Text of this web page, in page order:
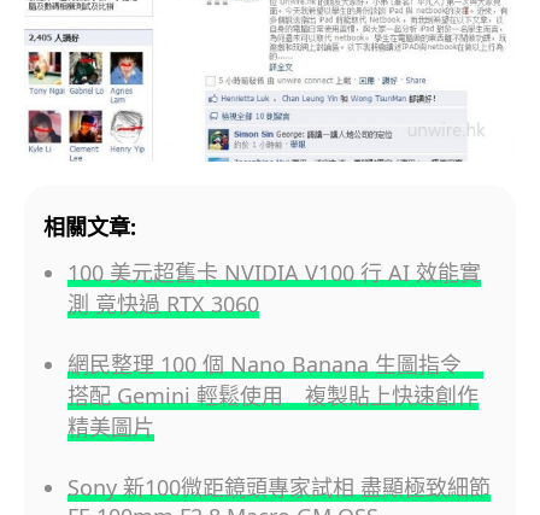
相關文章:
100 美元超舊卡 NVIDIA V100 行 AI 效能實
測 竟快過 RTX 3060
網民整理 100 個 Nano Banana 生圖指令
搭配 Gemini 輕鬆使用 複製貼上快速創作
精美圖片
Sony 新100微距鏡頭專家試相 盡顯極致細節